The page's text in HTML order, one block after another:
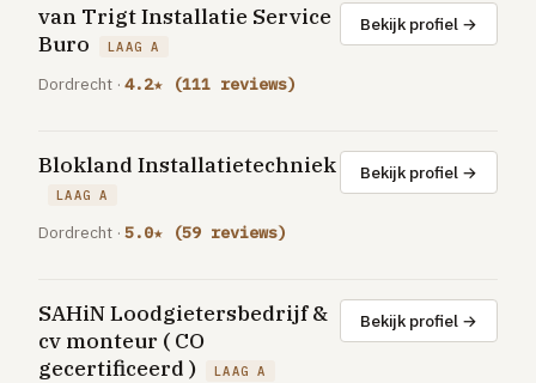
Eerlijke-prijs-checker
Besparingscalculator
Over ons
Meldpunt
Word vakman
van Trigt Installatie Service
Buro
LAAG A
Dordrecht · 4.2★ (111 reviews)
Bekijk profiel →
Blokland Installatietechniek
LAAG A
Dordrecht · 5.0★ (59 reviews)
Bekijk profiel →
SAHiN Loodgietersbedrijf &
cv monteur ( CO
gecertificeerd )
LAAG A
Bekijk profiel →